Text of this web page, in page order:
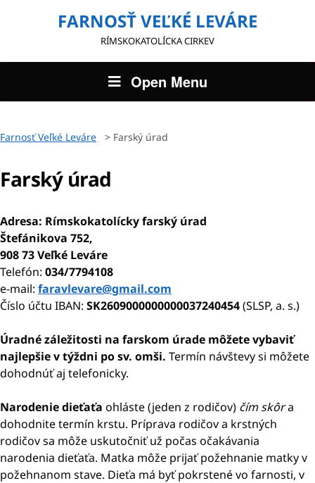
FARNOSŤ VEĽKÉ LEVÁRE
RÍMSKOKATOLÍCKA CIRKEV
Open Menu
Farnosť Veľké Leváre > Farský úrad
Farský úrad
Adresa: Rímskokatolícky farský úrad
Štefánikova 752,
908 73 Veľké Leváre
Telefón: 034/7794108
e-mail: faravlevare@gmail.com
Číslo účtu IBAN: SK2609000000000037240454(SLSP, a. s.)
Úradné záležitosti na farskom úrade môžete vybaviť
najlepšie v týždni po sv. omši. Termín návštevy si môžete
dohodnúť aj telefonicky.
Narodenie dieťaťa ohláste (jeden z rodičov) čím skôra
dohodnite termín krstu. Príprava rodičov a krstných
rodičov sa môže uskutočniť už počas očakávania
narodenia dieťaťa. Matka môže prijať požehnanie matky v
požehnanom stave. Dieťa má byť pokrstené vo farnosti, v